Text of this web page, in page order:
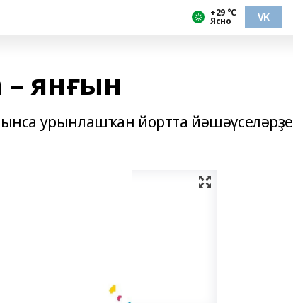
+29 °С
Ясно VK
янғын
урынлашҡан йортта йәшәүселәрҙе